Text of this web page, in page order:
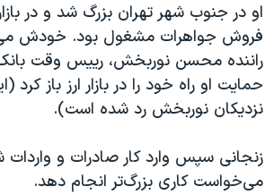
او در جنوب شهر تهران بزرگ شد و در
فروش جواهرات مشغول بود. خودش
راننده محسن نوربخش، رییس وقت
حمایت او راه خود را در بازار ارز باز کرد
نزدیکان نوربخش رد شده است).
زنجانی سپس وارد کار صادرات و
می‌خواست کاری بزرگ‌تر انجام دهد.